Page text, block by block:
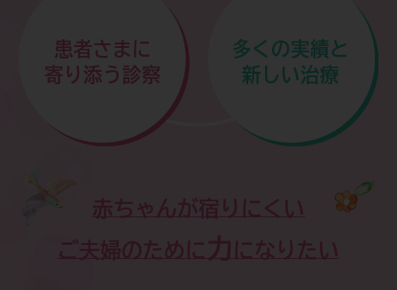
患者さまに
寄り添う診察
多くの実績と
新しい治療
赤ちゃんが宿りにくい
ご夫婦のために 力 になりたい